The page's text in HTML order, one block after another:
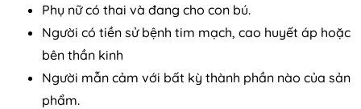
Phụ nữ có thai và đang cho con bú.
Người có tiền sử bệnh tim mạch, cao huyết áp hoặc
bên thần kinh
Người mẫn cảm với bất kỳ thành phần nào của sản
phẩm.